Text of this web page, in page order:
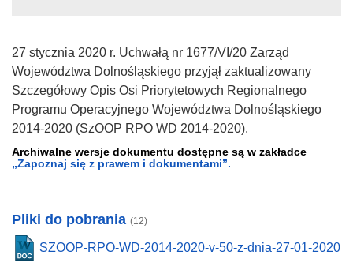
27 stycznia 2020 r. Uchwałą nr 1677/VI/20 Zarząd
Województwa Dolnośląskiego przyjął zaktualizowany
Szczegółowy Opis Osi Priorytetowych Regionalnego
Programu Operacyjnego Województwa Dolnośląskiego
2014-2020 (SzOOP RPO WD 2014-2020).
Archiwalne wersje dokumentu dostępne są w zakładce
„Zapoznaj się z prawem i dokumentami”.
Pliki do pobrania (12)
SZOOP-RPO-WD-2014-2020-v-50-z-dnia-27-01-2020